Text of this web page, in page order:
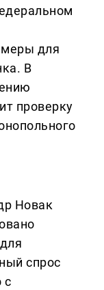
для
В
проверку
Новак
спрос
с